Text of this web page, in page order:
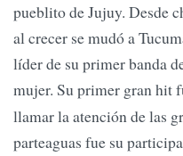
pueblito de Jujuy. Desde
al crecer se mudó a
líder de su primer banda
mujer. Su primer gran hit
llamar la atención de las
parteaguas fue su